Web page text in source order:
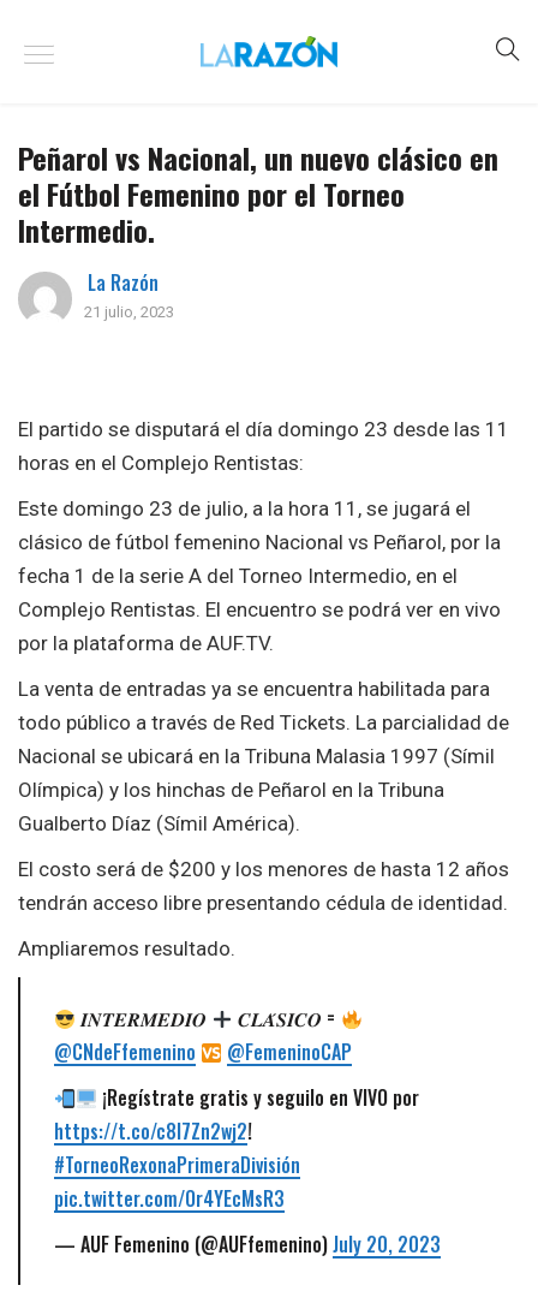
Peñarol vs Nacional, un nuevo clásico en
el Fútbol Femenino por el Torneo
Intermedio.
La Razón
21 julio, 2023
El partido se disputará el día domingo 23 desde las 11
horas en el Complejo Rentistas:
Este domingo 23 de julio, a la hora 11, se jugará el
clásico de fútbol femenino Nacional vs Peñarol, por la
fecha 1 de la serie A del Torneo Intermedio, en el
Complejo Rentistas. El encuentro se podrá ver en vivo
por la plataforma de AUF.TV.
La venta de entradas ya se encuentra habilitada para
todo público a través de Red Tickets. La parcialidad de
Nacional se ubicará en la Tribuna Malasia 1997 (Símil
Olímpica) y los hinchas de Peñarol en la Tribuna
Gualberto Díaz (Símil América).
El costo será de $200 y los menores de hasta 12 años
tendrán acceso libre presentando cédula de identidad.
Ampliaremos resultado.
𝑰𝑵𝑻𝑬𝑹𝑴𝑬𝑫𝑰𝑶
𝑪𝑳𝑨́𝑺𝑰𝑪𝑶 =
@CNdeFfemenino
@FemeninoCAP
¡Regístrate gratis y seguilo en VIVO por
https://t.co/c8I7Zn2wj2!
#TorneoRexonaPrimeraDivisión
pic.twitter.com/Or4YEcMsR3
— AUF Femenino (@AUFfemenino)July 20, 2023